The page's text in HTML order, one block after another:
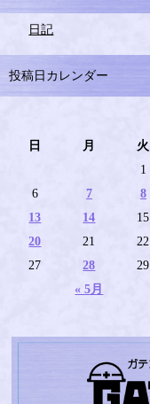
日記
投稿日カレンダー
日 月 火
« 5月
1
6
7 8
13
14 15
20
21 22
27
28 29